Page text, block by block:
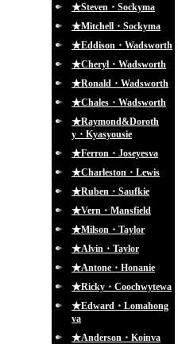
★Steven・Sockyma
★Mitchell・Sockyma
★Eddison・Wadsworth
★Cheryl・Wadsworth
★Ronald・Wadsworth
★Chales・Wadsworth
★Raymond&Doroth
y・Kyasyousie
★Ferron・Joseyesva
★Charleston・Lewis
★Ruben・Saufkie
★Vern・Mansfield
★Milson・Taylor
★Alvin・Taylor
★Antone・Honanie
★Ricky・Coochwytewa
★Edward・Lomahong
va
★Anderson・Koinva